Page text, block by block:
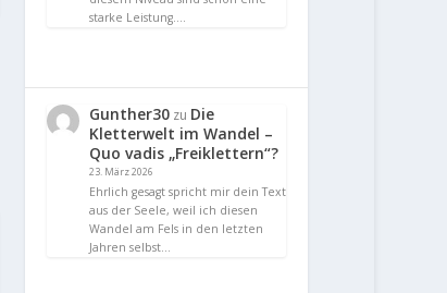
starke Leistung.…
Gunther30 zu Die
Kletterwelt im Wandel –
Quo vadis „Freiklettern“?
23. März 2026
Ehrlich gesagt spricht mir dein Text
aus der Seele, weil ich diesen
Wandel am Fels in den letzten
Jahren selbst…